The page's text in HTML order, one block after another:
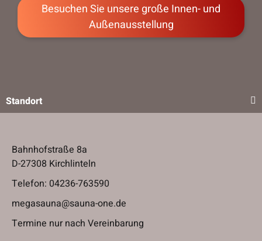
Besuchen Sie unsere große Innen- und
Außenausstellung
Standort
Bahnhofstraße 8a
D-27308 Kirchlinteln
Telefon: 04236-763590
megasauna@sauna-one.de
Termine nur nach Vereinbarung